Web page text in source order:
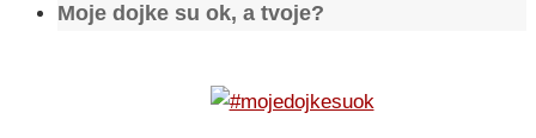
Moje dojke su ok, a tvoje?